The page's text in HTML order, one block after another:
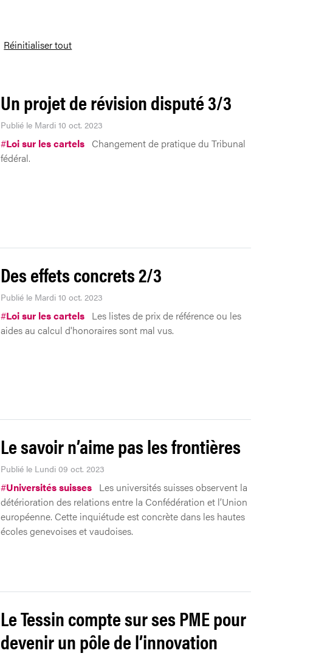
Réinitialiser tout
Un projet de révision disputé 3/3
Publié le Mardi 10 oct. 2023
#Loi sur les cartels Changement de pratique du Tribunal
fédéral.
Des effets concrets 2/3
Publié le Mardi 10 oct. 2023
#Loi sur les cartels Les listes de prix de référence ou les
aides au calcul d'honoraires sont mal vus.
Le savoir n’aime pas les frontières
Publié le Lundi 09 oct. 2023
#Universités suisses Les universités suisses observent la
détérioration des relations entre la Confédération et l’Union
européenne. Cette inquiétude est concrète dans les hautes
écoles genevoises et vaudoises.
Le Tessin compte sur ses PME pour
devenir un pôle de l’innovation